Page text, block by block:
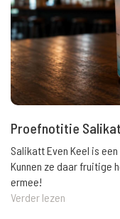
Proefnotitie
Salikatt Even Keel is een
Kunnen ze daar fruitige
ermee!
Verder lezen